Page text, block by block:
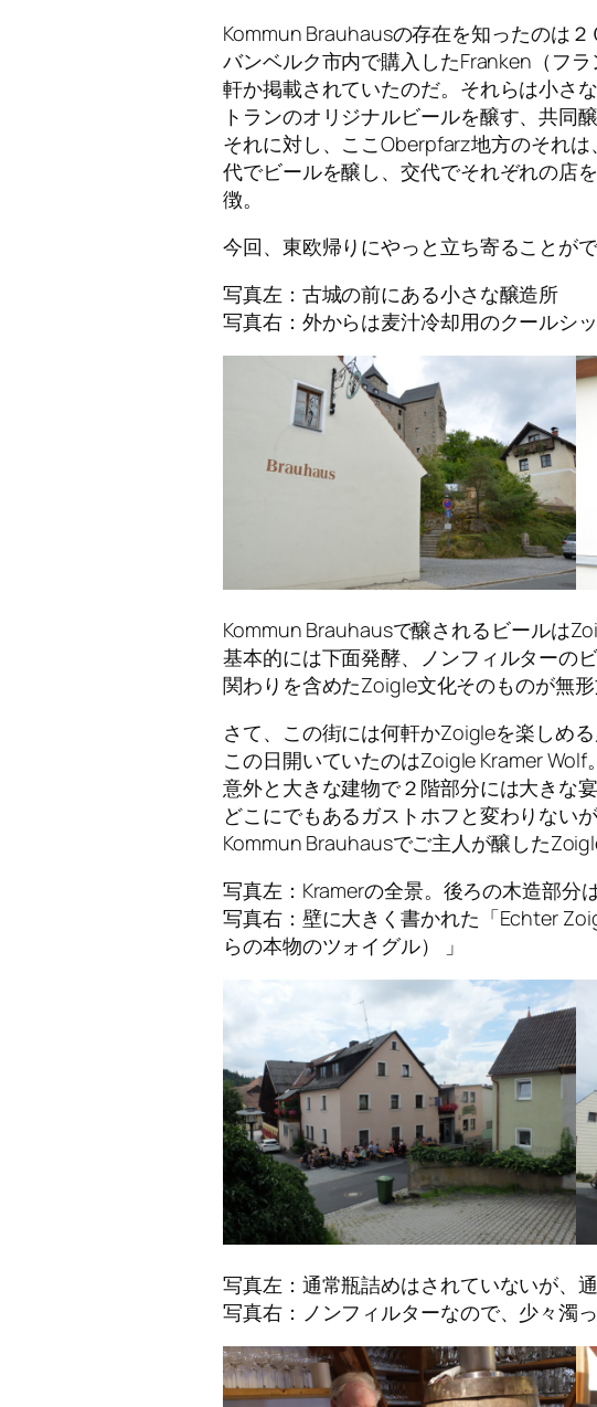
Kommun Brauhausの存在を知ったのは２
バンベルク市内で購入したFranken（フ
軒か掲載されていたのだ。それらは小さ
トランのオリジナルビールを醸す、共同
それに対し、ここOberpfarz地方のそれ
代でビールを醸し、交代でそれぞれの店
徴。
今回、東欧帰りにやっと立ち寄ることがで
写真左：古城の前にある小さな醸造所
写真右：外からは麦汁冷却用のクールシ
Kommun Brauhausで醸されるビールは
基本的には下面発酵、ノンフィルターの
関わりを含めたZoigle文化そのものが無形
さて、この街には何軒かZoigleを楽しめる
この日開いていたのはZoigle Kramer Wolf
意外と大きな建物で２階部分には大きな宴
どこにでもあるガストホフと変わりない
Kommun Brauhausでご主人が醸した
写真左：Kramerの全景。後ろの木造部分
写真右：壁に大きく書かれた「Echter
らの本物のツォイグル） 」
写真左：通常瓶詰めはされていないが、
写真右：ノンフィルターなので、少々濁